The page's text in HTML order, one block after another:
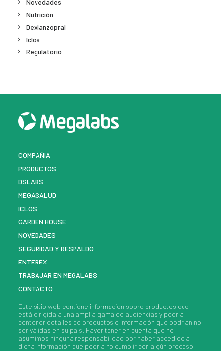
Novedades
Nutrición
Dexlanzopral
Iclos
Regulatorio
COMPAÑIA
PRODUCTOS
DSLABS
MEGASALUD
ICLOS
GARDEN HOUSE
NOVEDADES
SEGURIDAD Y RESPALDO
ENTEREX
TRABAJAR EN MEGALABS
CONTACTO
Este sitio web contiene información sobre productos que
está dirigida a una amplia gama de audiencias y podría
contener detalles de productos o información que podrían no
ser válidas en su país. Favor tener en cuenta que no
asumimos ninguna responsabilidad por haber accedido a
dicha información que podría no cumplir con algún proceso